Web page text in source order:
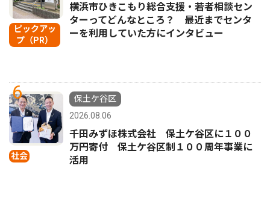
ピックアッ
プ（PR）
横浜市ひきこもり総合支援・若者相談セン
ターってどんなところ？ 最近までセンタ
ーを利用していた方にインタビュー
6
社会
保土ケ谷区
2026.08.06
千田みずほ株式会社 保土ケ谷区に１００
万円寄付 保土ケ谷区制１００周年事業に
活用